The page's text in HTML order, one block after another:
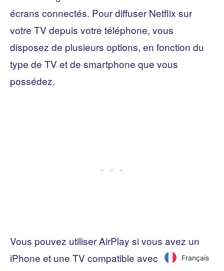
écrans connectés. Pour diffuser Netflix sur
votre TV depuis votre téléphone, vous
disposez de plusieurs options, en fonction du
type de TV et de smartphone que vous
possédez.
Vous pouvez utiliser AirPlay si vous avez un
iPhone et une TV compatible avec AirPlay 2,
Français
Français